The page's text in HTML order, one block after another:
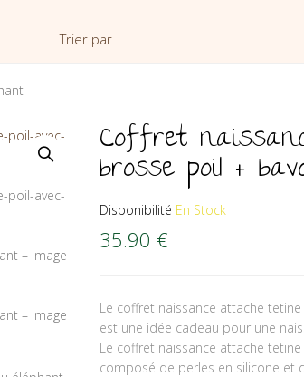
Trier par
Coffret
brosse poil +
Disponibilité En Stock
35.90 €
Le coffret naissance attache
est une idée cadeau pour une
Le coffret naissance attache
composé de perles en silicone et